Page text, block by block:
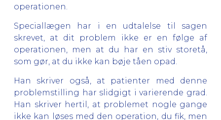
operationen.
Speciallægen har i en udtalelse til sagen
skrevet, at dit problem ikke er en følge af
operationen, men at du har en stiv storetå,
som gør, at du ikke kan bøje tåen opad.
Han skriver også, at patienter med denne
problemstilling har slidgigt i varierende grad.
Han skriver hertil, at problemet nogle gange
ikke kan løses med den operation, du fik, men